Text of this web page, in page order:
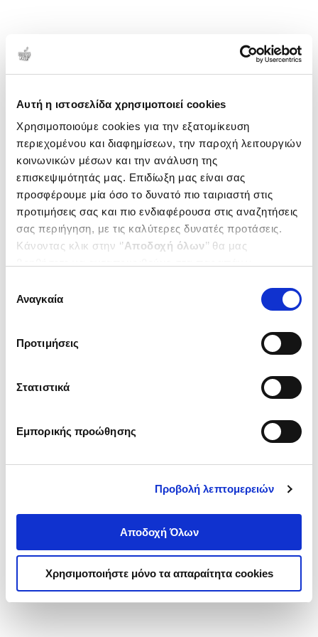
Αυτή η ιστοσελίδα χρησιμοποιεί cookies
Χρησιμοποιούμε cookies για την εξατομίκευση
περιεχομένου και διαφημίσεων, την παροχή λειτουργιών
κοινωνικών μέσων και την ανάλυση της
επισκεψιμότητάς μας. Επιδίωξη μας είναι σας
προσφέρουμε μία όσο το δυνατό πιο ταιριαστή στις
προτιμήσεις σας και πιο ενδιαφέρουσα στις αναζητήσεις
σας περιήγηση, με τις καλύτερες δυνατές προτάσεις.
Κάνοντας κλικ στην ‘’Αποδοχή όλων’’ θα μας
ενδιαφέρουν και να επιλέξετε από τα παρακάτω με την
΄΄και να ενημερωθείτε σχετικά με
συγκατάθεσης
Αναγκαία
Προτιμήσεις
Στατιστικά
Εμπορικής προώθησης
Προβολή λεπτομερειών
Αποδοχή Όλων
Χρησιμοποιήστε μόνο τα απαραίτητα cookies